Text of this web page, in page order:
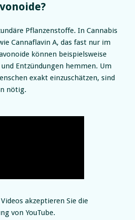
Pflanzenstoffe. In Cannabis
Cannaflavin A, das fast nur im
können beispielsweise
Entzündungen hemmen. Um
exakt einzuschätzen, sind
nötig.
akzeptieren Sie die
von YouTube.